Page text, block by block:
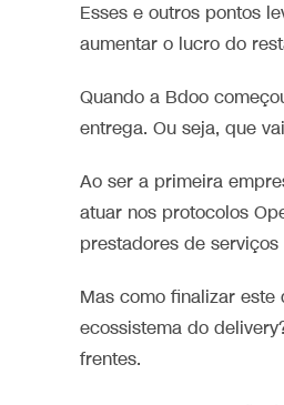
Esses e outros pontos
aumentar o lucro do
Quando a Bdoo
entrega. Ou seja, que
Ao ser a primeira
atuar nos protocolos
prestadores de
Mas como finalizar
ecossistema do
frentes.